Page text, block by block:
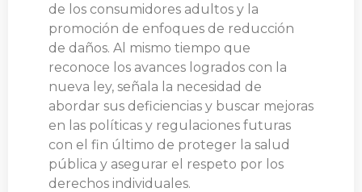
de los consumidores adultos y la
promoción de enfoques de reducción
de daños. Al mismo tiempo que
reconoce los avances logrados con la
nueva ley, señala la necesidad de
abordar sus deficiencias y buscar mejoras
en las políticas y regulaciones futuras
con el fin último de proteger la salud
pública y asegurar el respeto por los
derechos individuales.